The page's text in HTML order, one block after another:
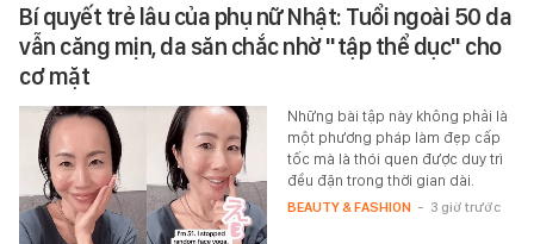
Bí quyết trẻ lâu của phụ nữ Nhật: Tuổi ngoài 50 da
vẫn căng mịn, da săn chắc nhờ "tập thể dục" cho
cơ mặt
Những bài tập này không phải là
một phương pháp làm đẹp cấp
tốc mà là thói quen được duy trì
đều đặn trong thời gian dài.
BEAUTY & FASHION - 3 giờ trước